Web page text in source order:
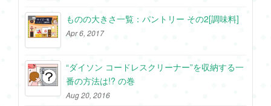
ものの大きさ一覧：パントリー その2[調味料]
Apr 6, 2017
“ダイソン コードレスクリーナー”を収納する一
番の方法は!? の巻
Aug 20, 2016